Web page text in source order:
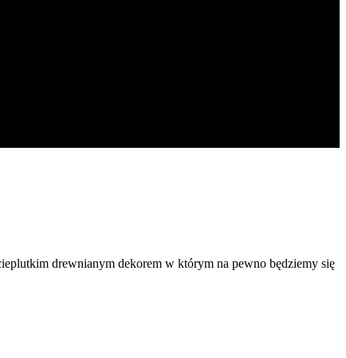
drewnianym dekorem w którym na pewno będziemy się